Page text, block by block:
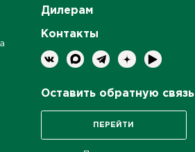
Дилерам
Контакты
Оставить обратную связь
ПЕРЕЙТИ